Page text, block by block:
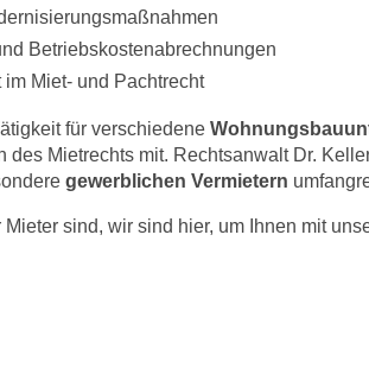
Betriebskostenabrechnungen
Miet- und Pachtrecht
für verschiedene
des Mietrechts mit. Rechtsanwalt Dr.
gewerblichen Vermietern
sind, wir sind hier, um Ihnen mit